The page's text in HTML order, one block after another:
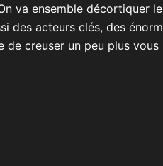
va ensemble
des acteurs clés, des
creuser un peu plus